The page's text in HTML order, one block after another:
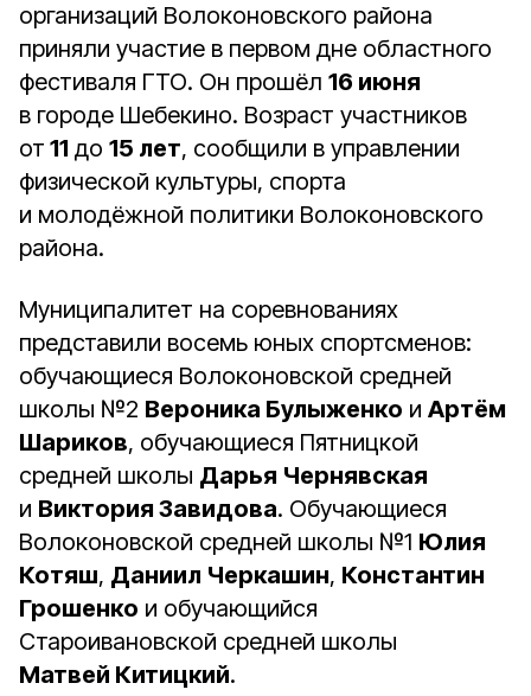
организаций Волоконовского района
приняли участие в первом дне областного
фестиваля ГТО. Он прошёл 16 июня
в городе Шебекино. Возраст участников
от 11 до 15 лет, сообщили в управлении
физической культуры, спорта
и молодёжной политики Волоконовского
района.
Муниципалитет на соревнованиях
представили восемь юных спортсменов:
обучающиеся Волоконовской средней
школы №2 Вероника Булыженко и Артём
Шариков, обучающиеся Пятницкой
средней школы Дарья Чернявская
и Виктория Завидова. Обучающиеся
Волоконовской средней школы №1 Юлия
Котяш, Даниил Черкашин, Константин
Грошенко и обучающийся
Староивановской средней школы
Матвей Китицкий.